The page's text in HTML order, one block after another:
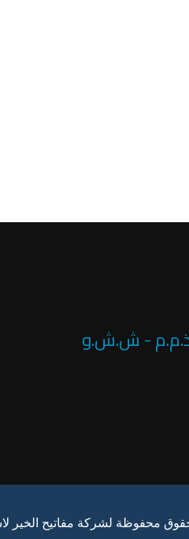
- ذ.م.م - ش.ش.و
محفوظة لشركة مفاتيح الخير